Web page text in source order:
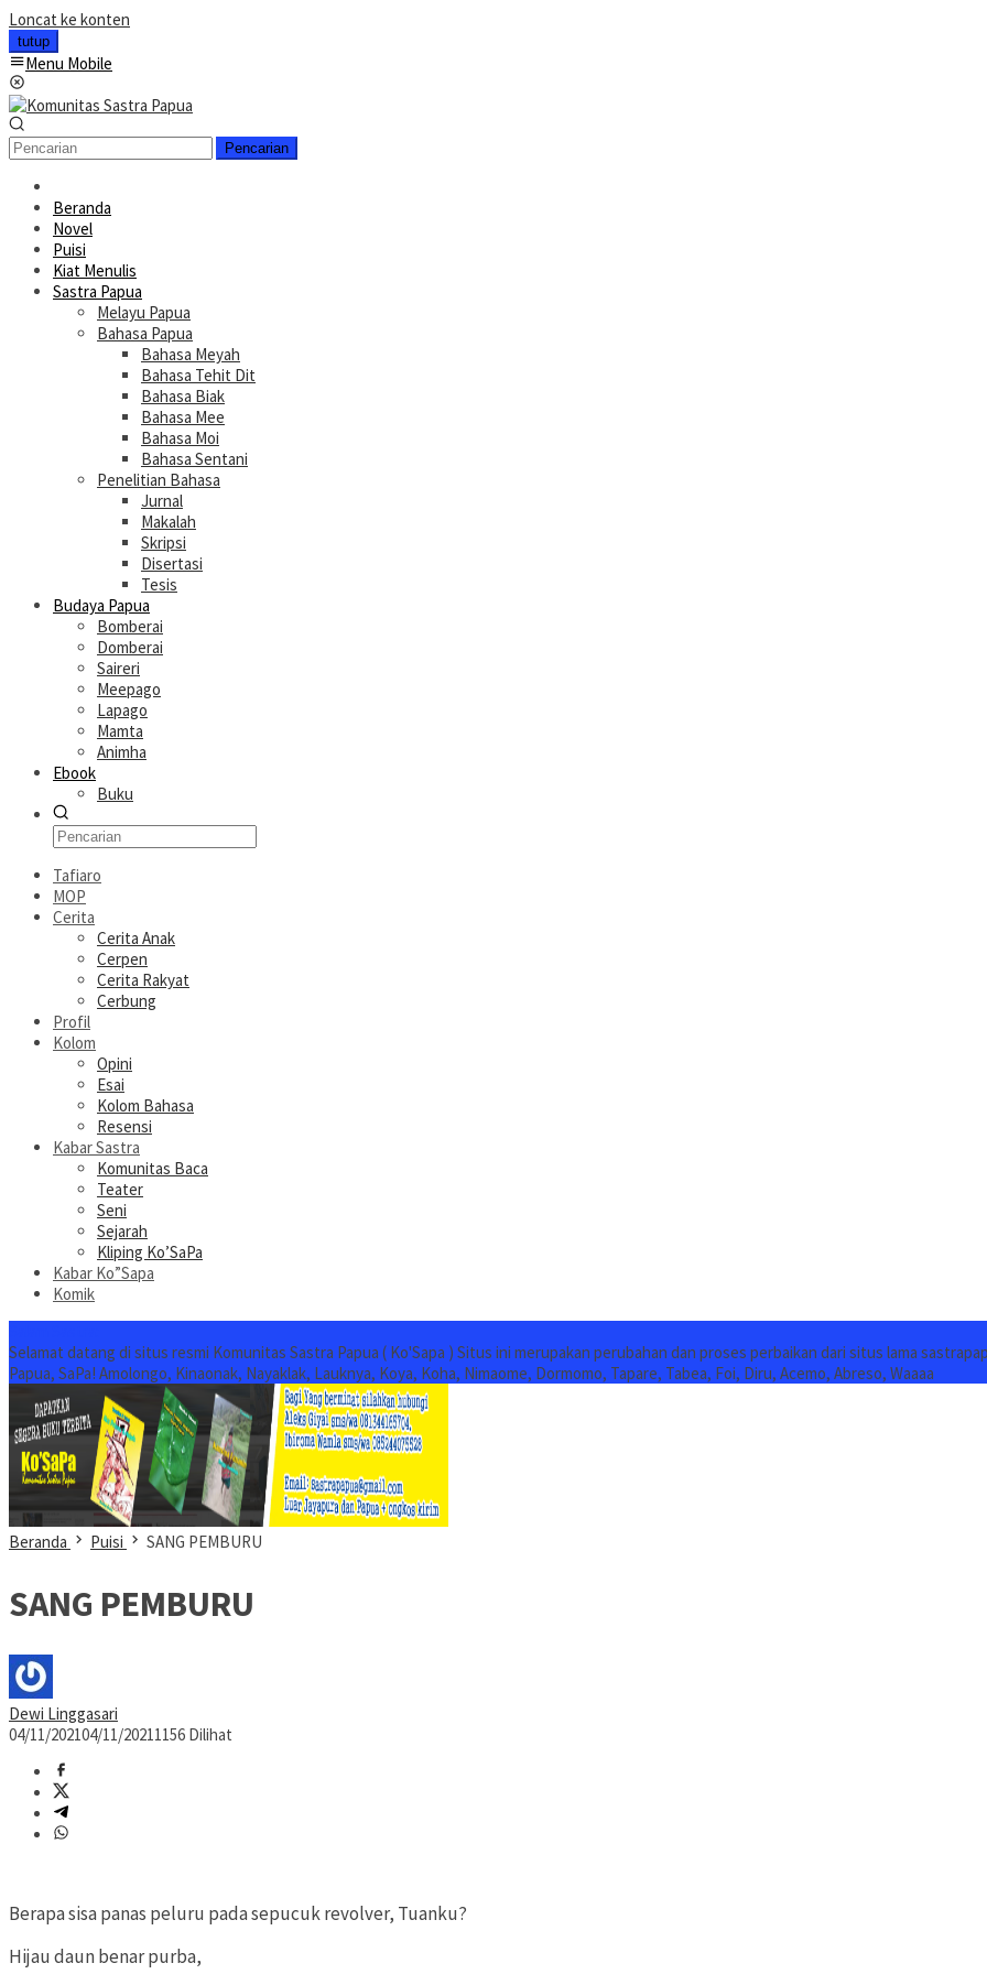
Loncat ke konten
tutup
Menu Mobile
Pencarian
Beranda
Novel
Puisi
Kiat Menulis
Sastra Papua
Melayu Papua
Bahasa Papua
Bahasa Meyah
Bahasa Tehit Dit
Bahasa Biak
Bahasa Mee
Bahasa Moi
Bahasa Sentani
Penelitian Bahasa
Jurnal
Makalah
Skripsi
Disertasi
Tesis
Budaya Papua
Bomberai
Domberai
Saireri
Meepago
Lapago
Mamta
Animha
Ebook
Buku
Tafiaro
MOP
Cerita
Cerita Anak
Cerpen
Cerita Rakyat
Cerbung
Profil
Kolom
Opini
Esai
Kolom Bahasa
Resensi
Kabar Sastra
Komunitas Baca
Teater
Seni
Sejarah
Kliping Ko’SaPa
Kabar Ko”Sapa
Komik
Selamat datang di situs resmi Komunitas Sastra Papua ( Ko'Sapa ) Situs ini merupakan perubahan dan proses perbaikan dari situs lama
Papua, SaPa! Amolongo, Kinaonak, Nayaklak, Lauknya, Koya, Koha, Nimaome, Dormomo, Tapare, Tabea, Foi, Diru, Acemo, Abreso, Waaaa
Beranda Puisi SANG PEMBURU
SANG PEMBURU
Dewi Linggasari
04/11/202104/11/20211156 Dilihat
Berapa sisa panas peluru pada sepucuk revolver, Tuanku?
Hijau daun benar purba,